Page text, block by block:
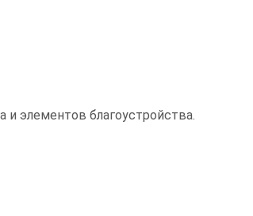
элементов благоустройства.